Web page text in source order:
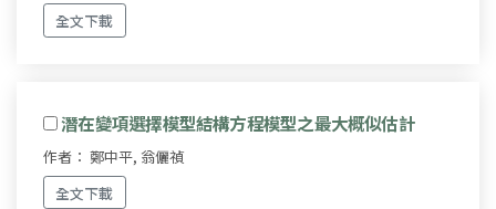
全文下載
潛在變項選擇模型結構方程模型之最大概似估計
作者： 鄭中平, 翁儷禎
全文下載